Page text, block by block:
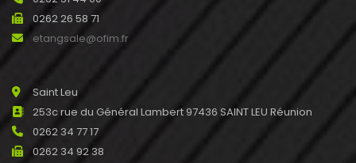
0262 26 58 71
etangsale@ofim.fr
Saint Leu
253c rue du Général Lambert 97436 SAINT LEU Réunion
0262 34 77 17
0262 34 92 38